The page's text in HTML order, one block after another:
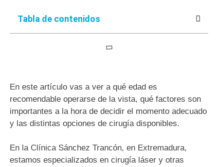
En este artículo vas a ver a qué edad es
recomendable operarse de la vista, qué factores son
importantes a la hora de decidir el momento adecuado
y las distintas opciones de cirugía disponibles.
En la Clínica Sánchez Trancón, en Extremadura,
estamos especializados en cirugía láser y otras
Tabla de contenidos